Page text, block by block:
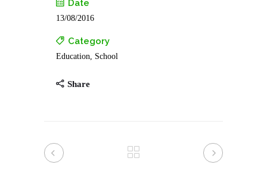
Date
13/08/2016
Category
Education, School
Share